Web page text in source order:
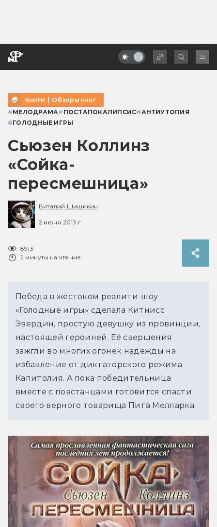
Книги | Обзоры книг
#МЕЛОДРАМА# ПОСТАПОКАЛИПСИС#АНТИУТОПИЯ
#ГОЛОДНЫЕ ИГРЫ
Сьюзен Коллинз
«Сойка-
пересмешница»
Виталий Шишикин
2 июня 2013 г.
8913
2 минуты на чтение
Победа в жестоком реалити-шоу
«Голодные игры» сделала Китнисс
Эвердин, простую девушку из провинции,
настоящей героиней. Её свершения
зажгли во многих огонёк надежды на
избавление от диктаторского режима
Капитолия. А пока победительница
вместе с повстанцами готовится спасти
своего верного товарища Пита Мелларка.